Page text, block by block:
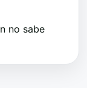
no sabe